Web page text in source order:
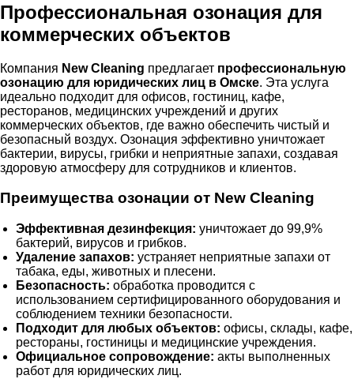
Профессиональная озонация для
коммерческих объектов
Компания New Cleaning предлагает профессиональную
озонацию для юридических лиц в Омске. Эта услуга
идеально подходит для офисов, гостиниц, кафе,
ресторанов, медицинских учреждений и других
коммерческих объектов, где важно обеспечить чистый и
безопасный воздух. Озонация эффективно уничтожает
бактерии, вирусы, грибки и неприятные запахи, создавая
здоровую атмосферу для сотрудников и клиентов.
Преимущества озонации от New Cleaning
Эффективная дезинфекция: уничтожает до 99,9%
бактерий, вирусов и грибков.
Удаление запахов: устраняет неприятные запахи от
табака, еды, животных и плесени.
Безопасность: обработка проводится с
использованием сертифицированного оборудования и
соблюдением техники безопасности.
Подходит для любых объектов: офисы, склады, кафе,
рестораны, гостиницы и медицинские учреждения.
Официальное сопровождение: акты выполненных
работ для юридических лиц.